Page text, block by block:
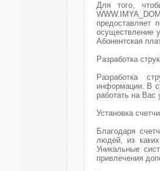
Для того,
предоставляет
осуществление
Абонентская
Разработка
Разработка
информации. В
работать на Вас
Установка
Благодаря
людей, из
Уникальные
привлечения